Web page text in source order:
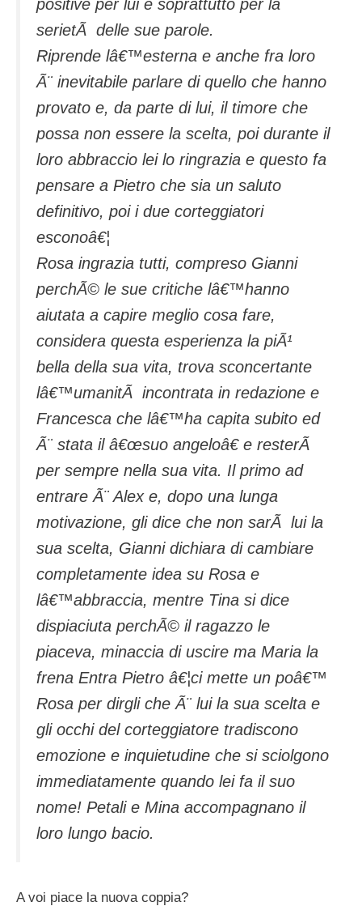
positive per lui e soprattutto per la
serietÃ delle sue parole.
Riprende lâ€™esterna e anche fra loro
Ã¨ inevitabile parlare di quello che hanno
provato e, da parte di lui, il timore che
possa non essere la scelta, poi durante il
loro abbraccio lei lo ringrazia e questo fa
pensare a Pietro che sia un saluto
definitivo, poi i due corteggiatori
esconoâ€¦
Rosa ingrazia tutti, compreso Gianni
perchÃ© le sue critiche lâ€™hanno
aiutata a capire meglio cosa fare,
considera questa esperienza la piÃ¹
bella della sua vita, trova sconcertante
lâ€™umanitÃ incontrata in redazione e
Francesca che lâ€™ha capita subito ed
Ã¨ stata il â€œsuo angeloâ€ e resterÃ
per sempre nella sua vita. Il primo ad
entrare Ã¨ Alex e, dopo una lunga
motivazione, gli dice che non sarÃ lui la
sua scelta, Gianni dichiara di cambiare
completamente idea su Rosa e
lâ€™abbraccia, mentre Tina si dice
dispiaciuta perchÃ© il ragazzo le
piaceva, minaccia di uscire ma Maria la
frena Entra Pietro â€¦ci mette un poâ€™
Rosa per dirgli che Ã¨ lui la sua scelta e
gli occhi del corteggiatore tradiscono
emozione e inquietudine che si sciolgono
immediatamente quando lei fa il suo
nome! Petali e Mina accompagnano il
loro lungo bacio.
A voi piace la nuova coppia?